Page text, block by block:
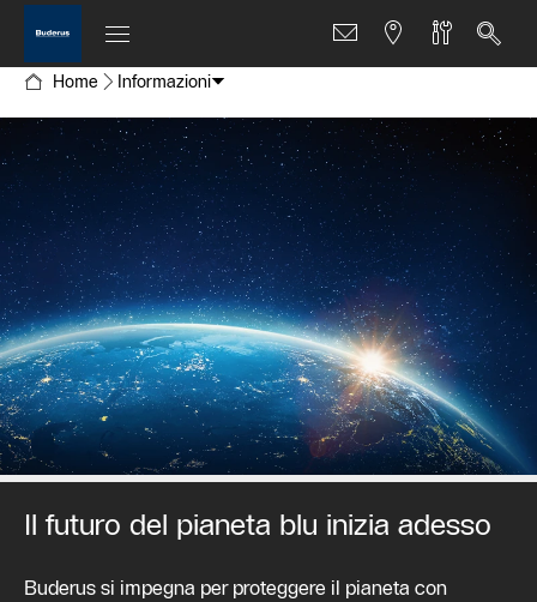
Home Informazioni
Il futuro del pianeta blu inizia adesso
Buderus si impegna per proteggere il pianeta con